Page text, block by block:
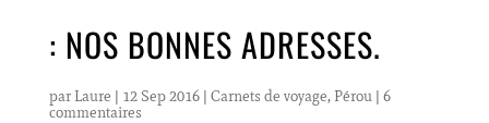
: NOS BONNES ADRESSES.
par Laure | 12 Sep 2016| Carnets de voyage, Pérou| 6
commentaires